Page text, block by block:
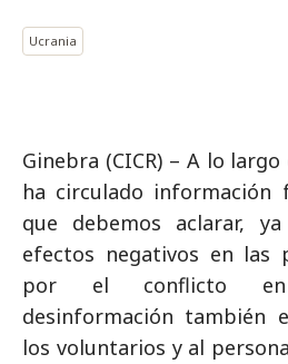
Ucrania
Ginebra (CICR) – A lo
ha circulado información
que debemos aclarar,
efectos negativos en las
por el conflicto en
desinformación también
los voluntarios y al